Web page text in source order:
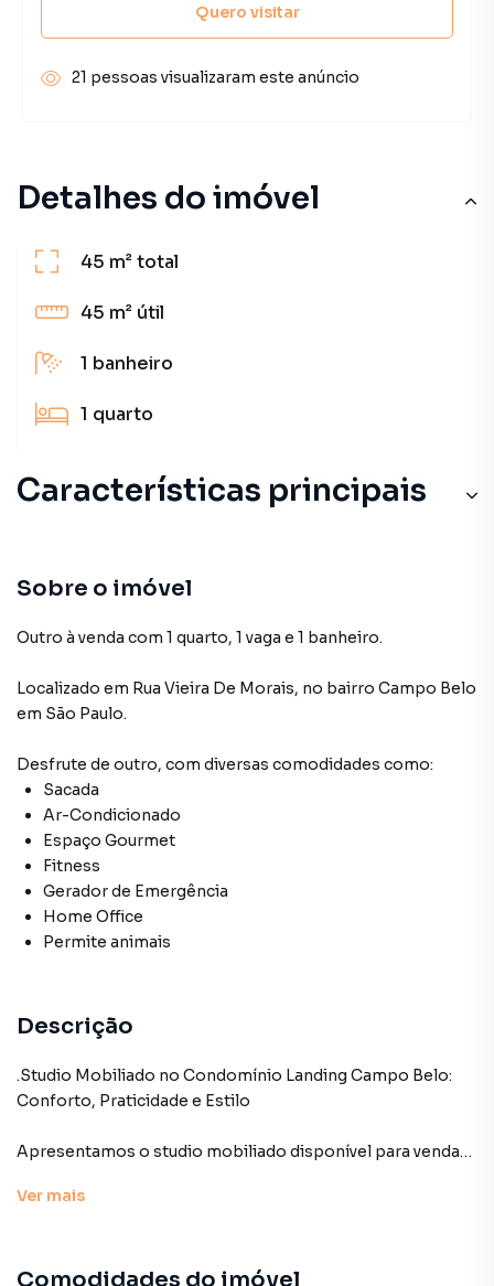
Detalhes do imóvel
45 m²total
45 m² útil
1 banheiro
1 quarto
Características principais
Sobre o imóvel
Outro à venda com 1 quarto, 1 vaga e 1 banheiro.
Localizado em Rua Vieira De Morais, no bairro Campo Belo
em São Paulo.
Desfrute de outro, com diversas comodidades como:
Sacada
Ar-Condicionado
Espaço Gourmet
Fitness
Gerador de Emergência
Home Office
Permite animais
Descrição
.Studio Mobiliado no Condomínio Landing Campo Belo:
Conforto, Praticidade e Estilo
Apresentamos o studio mobiliado disponível para venda
Vieira de Morais, 1936, na Zona Sul de São Paulo. Com uma
conforto no dia a dia.
Ver mais
Comodidades do imóvel
Quero visitar
21 pessoas visualizaram este anúncio